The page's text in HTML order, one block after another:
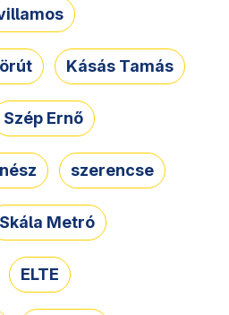
Kásás Tamás
Szép Ernő
szerencse
Skála Metró
ELTE